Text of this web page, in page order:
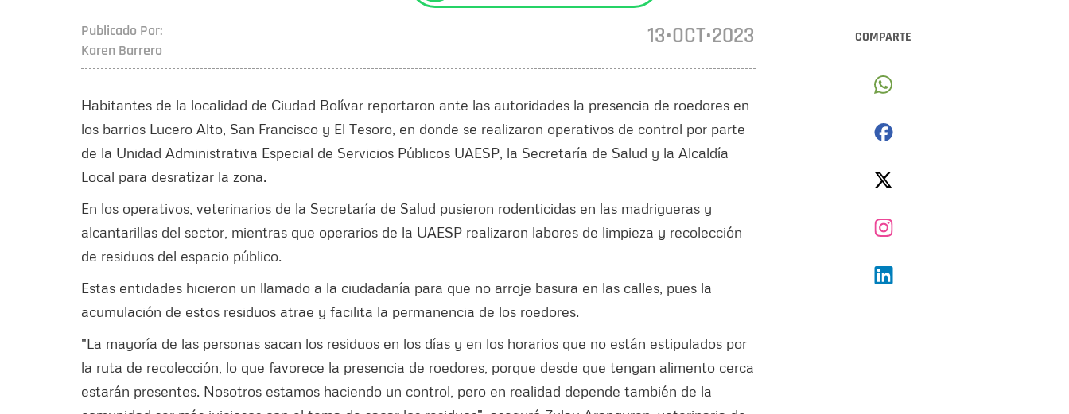
COMPARTE
Publicado Por:
Karen Barrero
13•OCT•2023
Habitantes de la localidad de Ciudad Bolívar reportaron ante las autoridades la presencia de roedores en
los barrios Lucero Alto, San Francisco y El Tesoro, en donde se realizaron operativos de control por parte
de la Unidad Administrativa Especial de Servicios Públicos UAESP, la Secretaría de Salud y la Alcaldía
Local para desratizar la zona.
En los operativos, veterinarios de la Secretaría de Salud pusieron rodenticidas en las madrigueras y
alcantarillas del sector, mientras que operarios de la UAESP realizaron labores de limpieza y recolección
de residuos del espacio público.
Estas entidades hicieron un llamado a la ciudadanía para que no arroje basura en las calles, pues la
acumulación de estos residuos atrae y facilita la permanencia de los roedores.
"La mayoría de las personas sacan los residuos en los días y en los horarios que no están estipulados por
la ruta de recolección, lo que favorece la presencia de roedores, porque desde que tengan alimento cerca
estarán presentes. Nosotros estamos haciendo un control, pero en realidad depende también de la